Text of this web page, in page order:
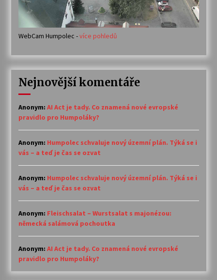
WebCam Humpolec -více pohledů
Nejnovější komentáře
Anonym: AI Act je tady. Co znamená nové evropské
pravidlo pro Humpoláky?
Anonym: Humpolec schvaluje nový územní plán. Týká se i
vás – a teď je čas se ozvat
Anonym: Humpolec schvaluje nový územní plán. Týká se i
vás – a teď je čas se ozvat
Anonym: Fleischsalat – Wurstsalat s majonézou:
německá salámová pochoutka
Anonym: AI Act je tady. Co znamená nové evropské
pravidlo pro Humpoláky?